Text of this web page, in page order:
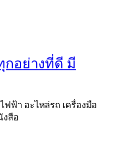
กอย่างที่ดี มี
ฟฟ้า อะไหล่รถ เครื่องมือ
งสือ